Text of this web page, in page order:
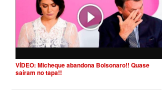
VÍDEO: Micheque abandona Bolsonaro!! Quase
saíram no tapa!!